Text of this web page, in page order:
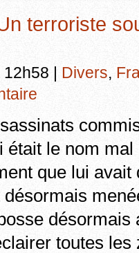
terroriste
| Divers,
était le nom
que lui
désormais
toutes les